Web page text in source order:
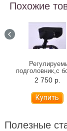
Похожие
подголовник,с
поддержкой и
фиксации
2 750 р.
Полезные